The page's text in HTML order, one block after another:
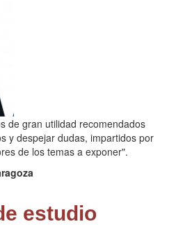
de gran utilidad recomendados
y despejar dudas, impartidos por
de los temas a exponer".
estudio